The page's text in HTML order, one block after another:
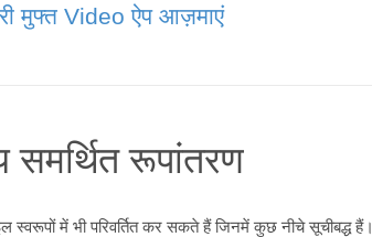
मुफ्त Video ऐप आज़माएं
समर्थित रूपांतरण
स्वरूपों में भी परिवर्तित कर सकते हैं जिनमें कुछ नीचे सूचीबद्ध हैं।